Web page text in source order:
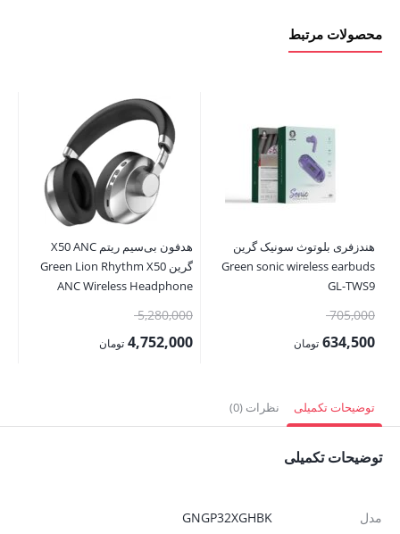
محصولات مرتبط
هندزفری بلوتوث سونیک گرین
Green sonic wireless earbuds
GL-TWS9
705,000قیمت
اصلی:634,500 تومان
634,500 تومان.
هدفون بی‌سیم ریتم X50 ANC
گرین Green Lion Rhythm X50
ANC Wireless Headphone
5,280,000قیمت
اصلی:4,752,000 تومان
توضیحات تکمیلی نظرات (0)
توضیحات تکمیلی
مدل GNGP32XGHBK